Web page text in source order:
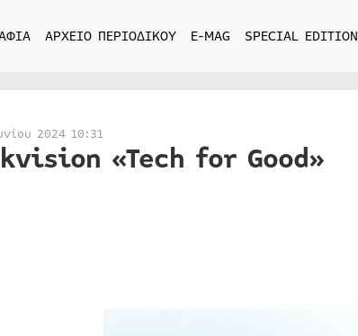
ΑΡΧΕΙΟ ΠΕΡΙΟΔΙΚΟΥ E-MAG SPECIAL EDITION
2024 10:31
«Tech for Good»